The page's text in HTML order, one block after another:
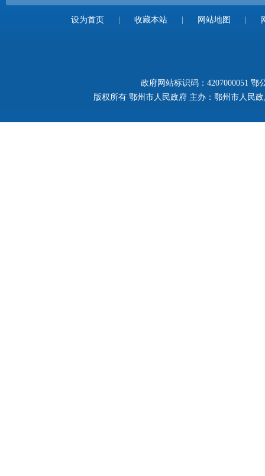
设为首页 收藏本站 网站地图
政府网站标识码：4207000051 鄂
版权所有 鄂州市人民政府 主办：鄂州市人民